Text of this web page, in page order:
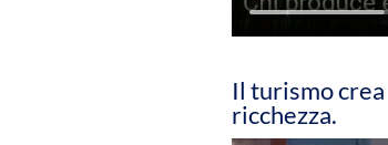
Il turismo
ricchezza.